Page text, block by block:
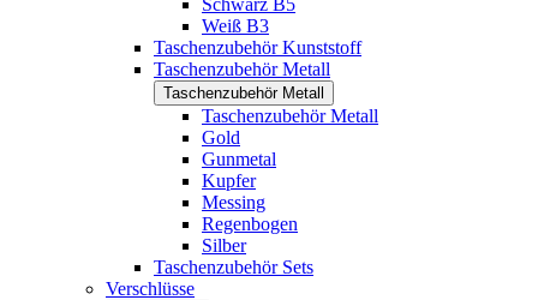
Schwarz B5
Weiß B3
Taschenzubehör Kunststoff
Taschenzubehör Metall
Taschenzubehör Metall
Taschenzubehör Metall
Gold
Gunmetal
Kupfer
Messing
Regenbogen
Silber
Taschenzubehör Sets
Verschlüsse